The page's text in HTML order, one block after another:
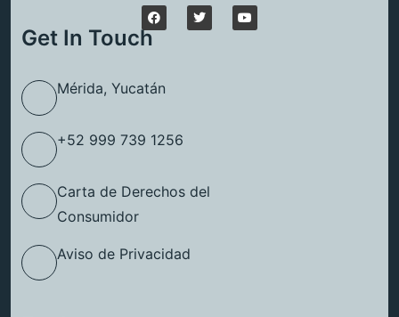
Get In Touch
Mérida, Yucatán
+52 999 739 1256
Carta de Derechos del
Consumidor
Aviso de Privacidad